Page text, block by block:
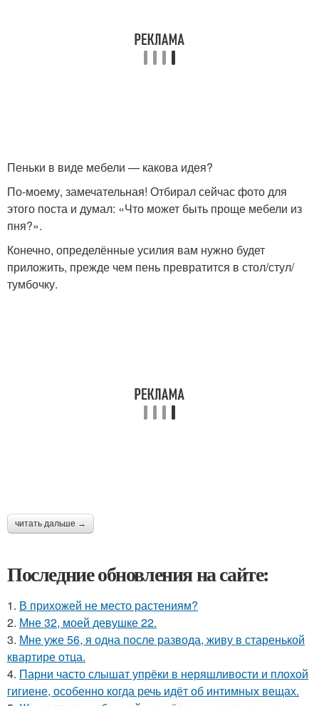
Пеньки в виде мебели — какова идея?
По-моему, замечательная! Отбирал сейчас фото для
этого поста и думал: «Что может быть проще мебели из
пня?».
Конечно, определённые усилия вам нужно будет
приложить, прежде чем пень превратится в стол/стул/
тумбочку.
читать дальше →
Последние обновления на сайте:
1. В прихожей не место растениям?
2. Мне 32, моей девушке 22.
3. Мне уже 56, я одна после развода, живу в старенькой
квартире отца.
4. Парни часто слышат упрёки в неряшливости и плохой
гигиене, особенно когда речь идёт об интимных вещах.